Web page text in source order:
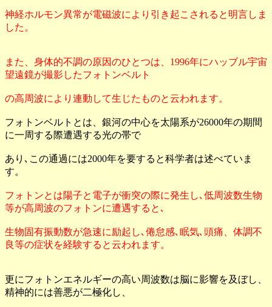
神経ホルモン異常が電磁波により引き起こされると明言しま
した。
また、身体的不調の原因のひとつは、1996年にハッブル宇宙
望遠鏡が撮影したフォトンベルト
の高周波により連動して生じたものと云われます。
フォトンベルトとは、銀河の中心を太陽系が26000年の期間
に一周する際遭遇する光の帯で
あり､この通過には2000年を要すると科学者は述べていま
す。
フォトンとは陽子と電子が衝突の際に発生し､低周波数生物
等が高周波のフォトンに遭遇すると､
生物固有振動数が急速に励起し､倦怠感､眠気､頭痛、体調不
良等の症状を経験すると云われます。
更にフォトンエネルギーの高い周波数は脳に影響を及ぼし、
精神的には善悪が二極化し、